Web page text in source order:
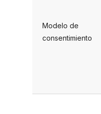
Modelo de
consentimiento